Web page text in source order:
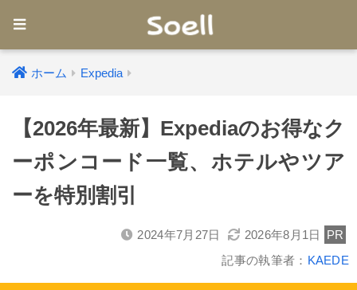
ホーム Expedia
【2026年最新】Expediaのお得なク
ーポンコード一覧、ホテルやツア
ーを特別割引
2024年7月27日 2026年8月1日
PR
記事の執筆者： KAEDE